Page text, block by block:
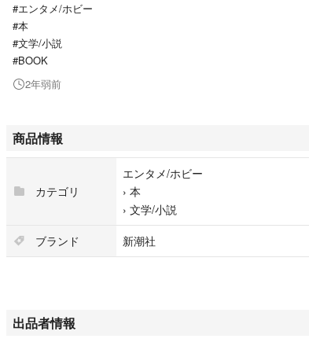
#エンタメ/ホビー
#本
#文学/小説
#BOOK
2年弱前
商品情報
カテゴリ
エンタメ/ホビー
› 本
› 文学/小説
ブランド
新潮社
出品者情報